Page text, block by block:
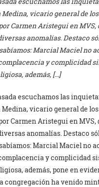
Medina, vicario general de
Carmen Aristegui en MVS,
anomalías. Destaco
Marcial Maciel no
y complicidad
además, […]
escuchamos las
Medina, vicario general de
Carmen Aristegui en MVS,
anomalías. Destaco
Marcial Maciel no
y complicidad
además, pone en
congregación ha venido